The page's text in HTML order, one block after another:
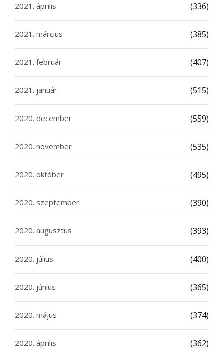
2021. április (336)
2021. március (385)
2021. február (407)
2021. január (515)
2020. december (559)
2020. november (535)
2020. október (495)
2020. szeptember (390)
2020. augusztus (393)
2020. július (400)
2020. június (365)
2020. május (374)
2020. április (362)